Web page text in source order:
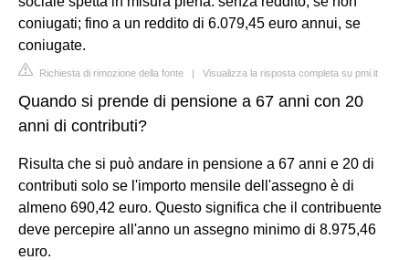
coniugati; fino a un reddito di 6.079,45 euro annui, se
coniugate.
Richiesta di rimozione della fonte | Visualizza la risposta completa su pmi.it
Quando si prende di pensione a 67 anni con 20
anni di contributi?
Risulta che si può andare in pensione a 67 anni e 20 di
contributi solo se l'importo mensile dell'assegno è di
almeno 690,42 euro. Questo significa che il contribuente
deve percepire all'anno un assegno minimo di 8.975,46
euro.